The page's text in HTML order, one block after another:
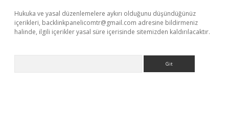
Hukuka ve yasal düzenlemelere aykırı olduğunu düşündüğünüz
içerikleri, backlinkpanelicomtr@gmail.com adresine bildirmeniz
halinde, ilgili içerikler yasal süre içerisinde sitemizden kaldırılacaktır.